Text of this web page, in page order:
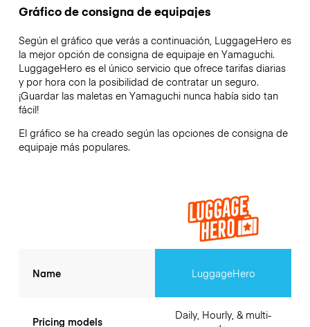
Gráfico de consigna de equipajes
Según el gráfico que verás a continuación, LuggageHero es
la mejor opción de consigna de equipaje en Yamaguchi.
LuggageHero es el único servicio que ofrece tarifas diarias
y por hora con la posibilidad de contratar un seguro.
¡Guardar las maletas en Yamaguchinunca había sido tan
fácil!
El gráfico se ha creado según las opciones de consigna de
equipaje más populares.
Name
Pricing models
LuggageHero
Daily, Hourly, & multi-